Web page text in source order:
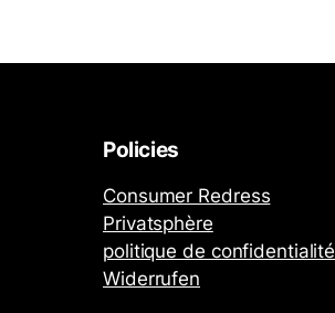
Policies
Consumer Redress
Privatsphère
politique de confidentialité
Widerrufen